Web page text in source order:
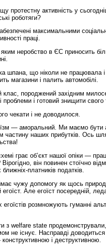
протестну активність у
роботяги?
максимальними
праці.
яким неробство в ЄС приносить
шпана, що ніколи не працювала
магазини і палить автомобілі.
клас, породжений західним
проблеми і готовий знищити свого
чекати і не доводилося.
— аморальний. Ми маємо бути
частину наших прибутків. Ось
грає об’єкт нашої опіки —
Вірогідно, він повинен стоїчно
платників податків.
чужу допомогу як щось
Але егоїст посередній,
розмножують гуманні
з welfare state
не існує. Насправді
і деструктивною.